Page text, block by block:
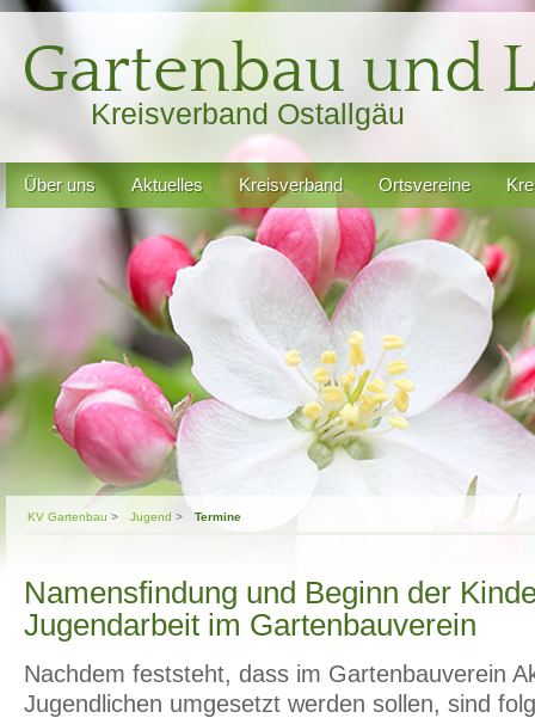
Gartenbau und
Kreisverband Ostallgäu
Navigation
Über uns Aktuelles Kreisverband Ortsvereine
KV Gartenbau Jugend Termine
Namensfindung und Beginn der
Jugendarbeit im Gartenbauverein
Nachdem feststeht, dass im Gartenbauverein
Jugendlichen umgesetzt werden sollen, sind